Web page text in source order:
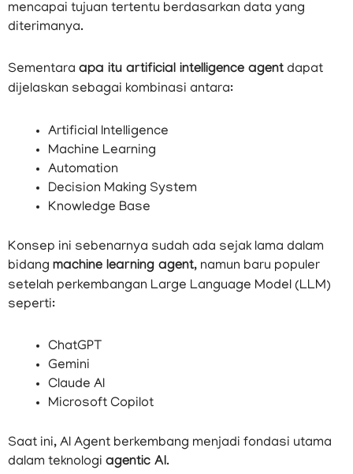
mencapai tujuan tertentu berdasarkan data yang
diterimanya.
Sementara apa itu artificial intelligence agent dapat
dijelaskan sebagai kombinasi antara:
Artificial Intelligence
Machine Learning
Automation
Decision Making System
Knowledge Base
Konsep ini sebenarnya sudah ada sejak lama dalam
bidang machine learning agent, namun baru populer
setelah perkembangan Large Language Model (LLM)
seperti:
ChatGPT
Gemini
Claude AI
Microsoft Copilot
Saat ini, AI Agent berkembang menjadi fondasi utama
dalam teknologi agentic AI.